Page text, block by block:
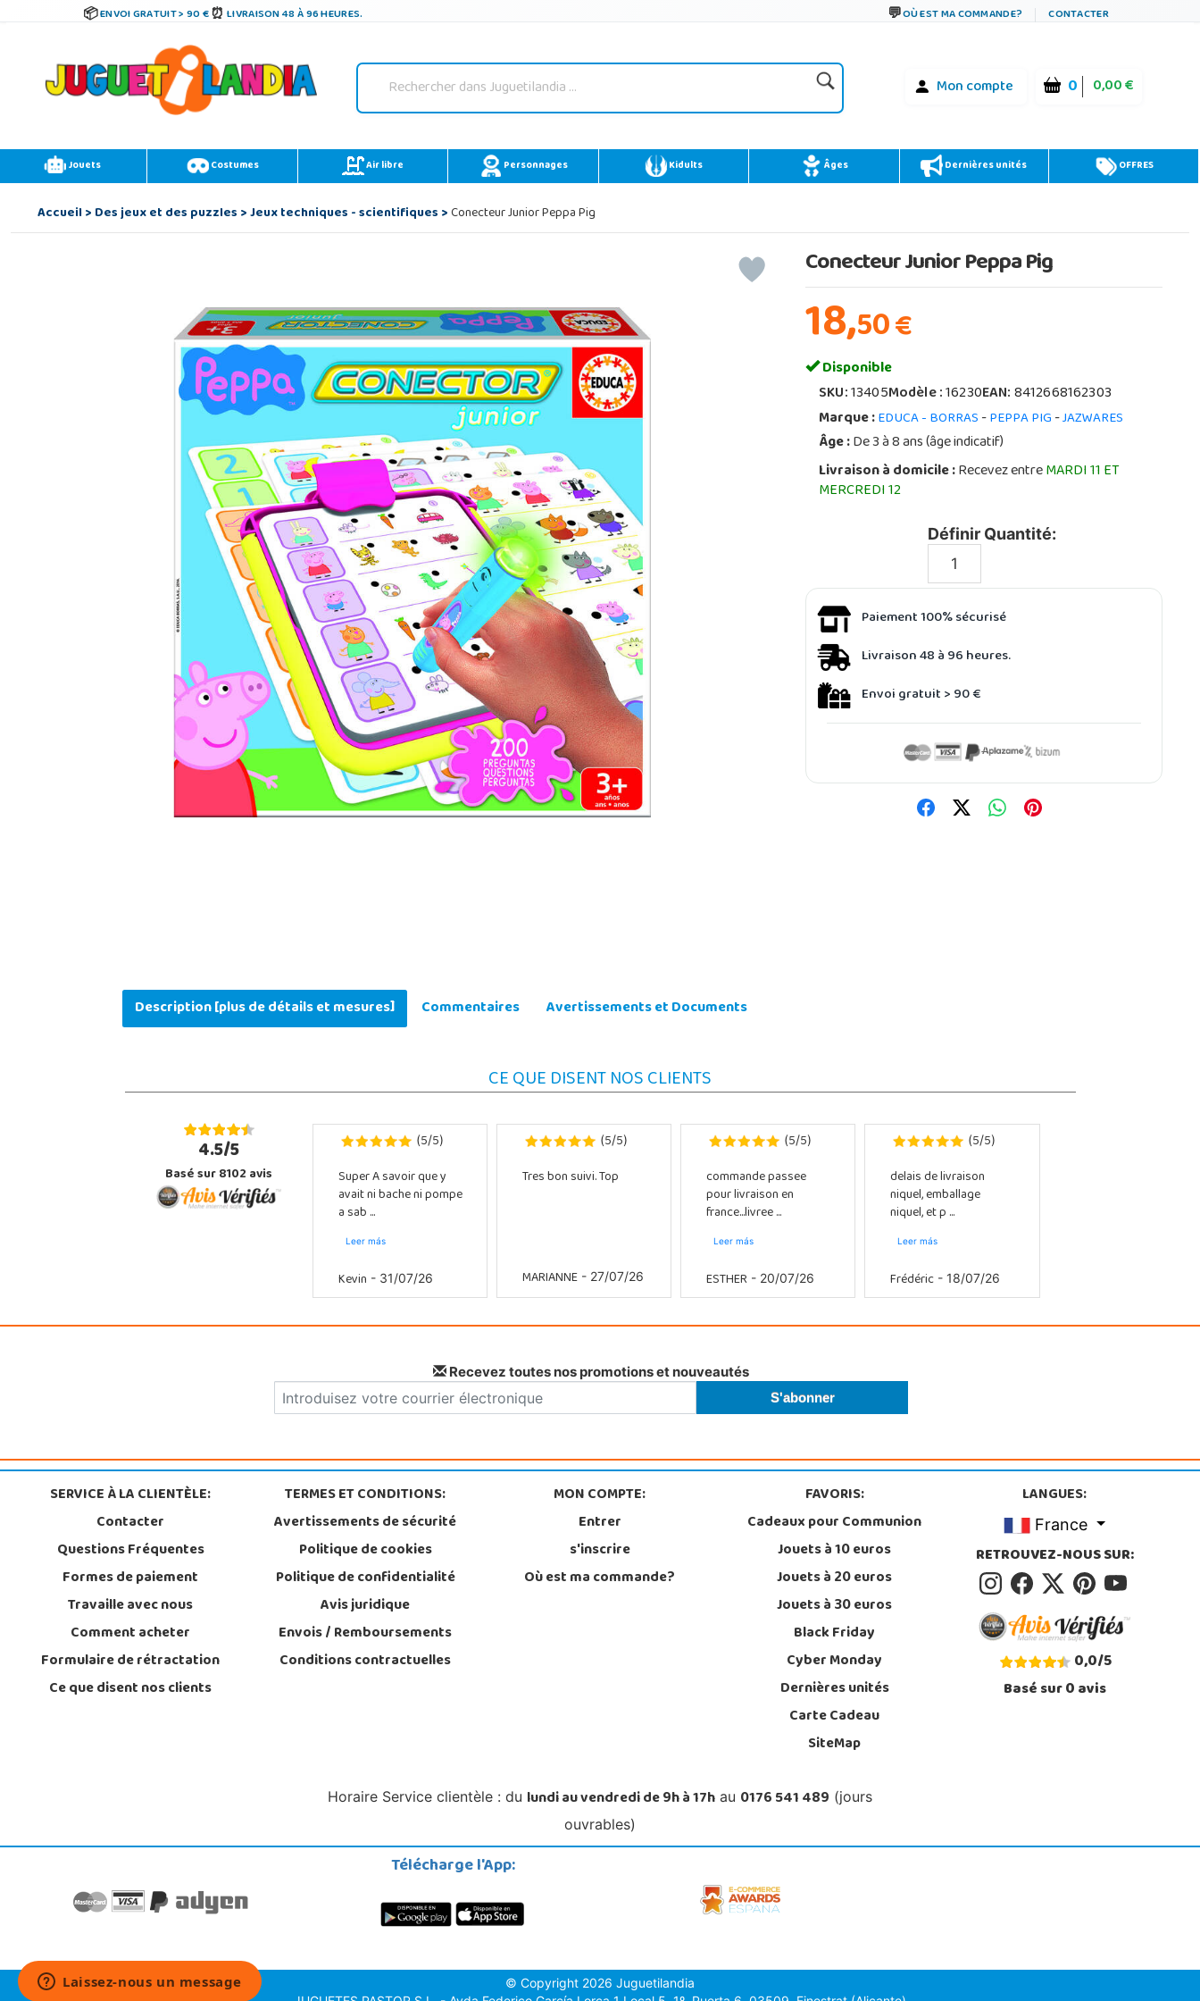
ENVOI GRATUIT > 90 € LIVRAISON 48 À 96 HEURES. OÙ EST MA COMMANDE? CONTACTER
Mon compte 0 0,00 €
Jouets Costumes Air libre Personnages Kidults Âges Dernières unités OFFRES
Accueil>Des jeux et des puzzles>Jeux techniques - scientifiques>Conecteur Junior Peppa Pig
Conecteur Junior Peppa Pig
18,50€
Disponible
SKU:13405Modèle :16230EAN:8412668162303
Marque :EDUCA - BORRAS-PEPPA PIG-JAZWARES
Âge :De 3 à 8 ans (âge indicatif)
Livraison à domicile :Recevez entreMARDI 11 ET
MERCREDI 12
Définir Quantité:
Paiement 100% sécurisé
Livraison 48 à 96 heures.
Envoi gratuit > 90 €
Description [plus de détails et mesures] Commentaires Avertissements et Documents
CE QUE DISENT NOS CLIENTS
4.5/5
Basé sur 8102 avis
(5/5)
Super A savoir que y
avait ni bache ni pompe
a sab ...
Leer más
Kevin - 31/07/26
(5/5)
Tres bon suivi. Top
MARIANNE- 27/07/26
(5/5)
commande passee
pour livraison en
france...livree ...
Leer más
ESTHER- 20/07/26
(5/5)
delais de livraison
niquel, emballage
niquel, et p ...
Leer más
Frédéric- 18/07/26
Recevez toutes nos promotions et nouveautés
SERVICE À LA CLIENTÈLE:
Contacter
Questions Fréquentes
Formes de paiement
Travaille avec nous
Comment acheter
Formulaire de rétractation
Ce que disent nos clients
TERMES ET CONDITIONS:
Avertissements de sécurité
Politique de cookies
Politique de confidentialité
Avis juridique
Envois / Remboursements
Conditions contractuelles
MON COMPTE:
Entrer
s'inscrire
Où est ma commande?
FAVORIS:
Cadeaux pour Communion
Jouets à 10 euros
Jouets à 20 euros
Jouets à 30 euros
Black Friday
Cyber Monday
Dernières unités
Carte Cadeau
SiteMap
LANGUES:
France
RETROUVEZ-NOUS SUR:
0,0/5
Basé sur0avis
Horaire Service clientèle : du lundi au vendredi de 9h à 17h au 0176 541 489 (jours
ouvrables)
Télécharge l'App:
© Copyright 2026 Juguetilandia